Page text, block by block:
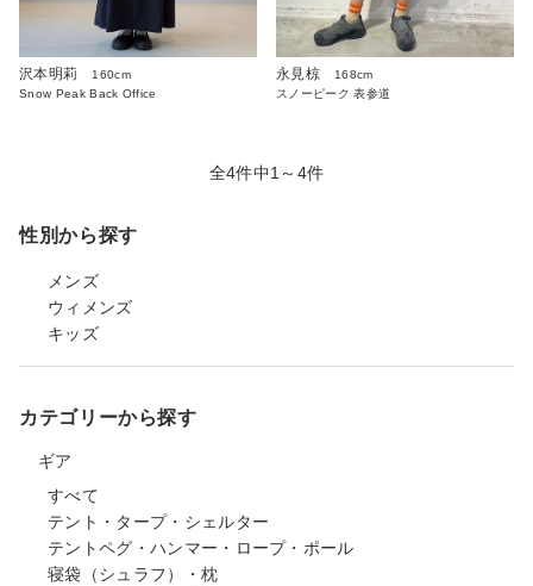
沢本明莉
160cm
Snow Peak Back Office
永見椋
168cm
スノーピーク 表参道
全4件中1～4件
性別から探す
メンズ
ウィメンズ
キッズ
カテゴリーから探す
ギア
すべて
テント・タープ・シェルター
テントペグ・ハンマー・ロープ・ポール
寝袋（シュラフ）・枕